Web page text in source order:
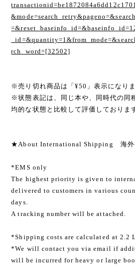
rch_word=[32502]
※売り切れ商品は「¥50」表示になり
※状態表記は、同じ本や、同時代の同
均的な状態と比較して評価しておりま
★About International Shipping 海外
*EMS only
The highest priority is given to
delivered to customers in various
days.
A tracking number will be attached.
*Shipping costs are calculated at 2.2
*We will contact you via email if
will be incurred for heavy or large